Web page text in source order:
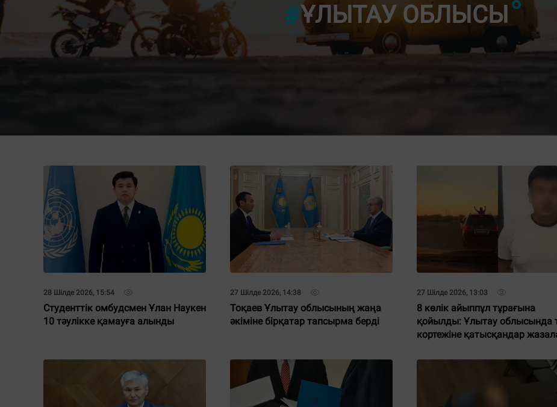
ҰЛЫТАУ ОБЛЫСЫ
28 Шілде 2026, 15:54
Студенттік омбудсмен Ұлан Наукен
10 тәулікке қамауға алынды
27 Шілде 2026, 14:38
Тоқаев Ұлытау облысының жаңа
әкіміне бірқатар тапсырма берді
27 Шілде 2026, 13:03
8 көлік айыппұл тұрағына
қойылды: Ұлытау облысында
кортежіне қатысқандар